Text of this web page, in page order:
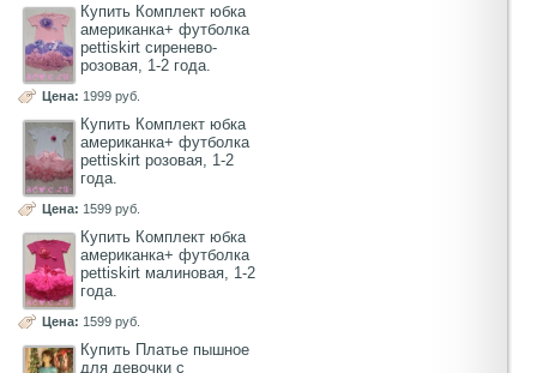
Купить Комплект юбка
американка+ футболка
pettiskirt сиренево-
розовая, 1-2 года.
Цена: 1999 руб.
Купить Комплект юбка
американка+ футболка
pettiskirt розовая, 1-2
года.
Цена: 1599 руб.
Купить Комплект юбка
американка+ футболка
pettiskirt малиновая, 1-2
года.
Цена: 1599 руб.
Купить Платье пышное
для девочки с